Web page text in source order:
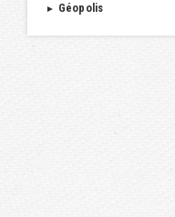
► Géopolis